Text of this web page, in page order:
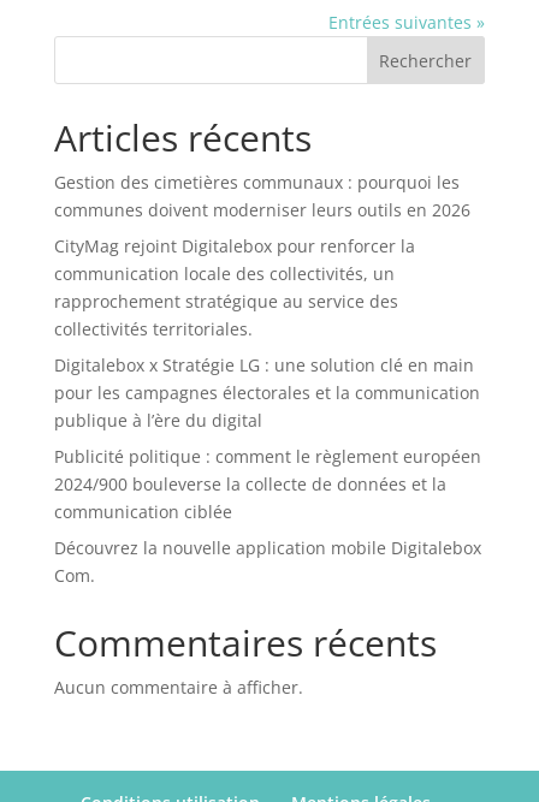
Entrées suivantes »
Rechercher
Articles récents
Gestion des cimetières communaux : pourquoi les
communes doivent moderniser leurs outils en 2026
CityMag rejoint Digitalebox pour renforcer la
communication locale des collectivités, un
rapprochement stratégique au service des
collectivités territoriales.
Digitalebox x Stratégie LG : une solution clé en main
pour les campagnes électorales et la communication
publique à l’ère du digital
Publicité politique : comment le règlement européen
2024/900 bouleverse la collecte de données et la
communication ciblée
Découvrez la nouvelle application mobile Digitalebox
Com.
Commentaires récents
Aucun commentaire à afficher.